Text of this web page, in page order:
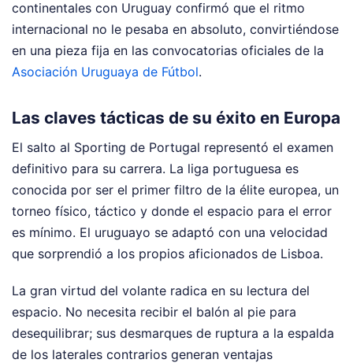
continentales con Uruguay confirmó que el ritmo
internacional no le pesaba en absoluto, convirtiéndose
en una pieza fija en las convocatorias oficiales de la
Asociación Uruguaya de Fútbol.
Las claves tácticas de su éxito en Europa
El salto al Sporting de Portugal representó el examen
definitivo para su carrera. La liga portuguesa es
conocida por ser el primer filtro de la élite europea, un
torneo físico, táctico y donde el espacio para el error
es mínimo. El uruguayo se adaptó con una velocidad
que sorprendió a los propios aficionados de Lisboa.
La gran virtud del volante radica en su lectura del
espacio. No necesita recibir el balón al pie para
desequilibrar; sus desmarques de ruptura a la espalda
de los laterales contrarios generan ventajas